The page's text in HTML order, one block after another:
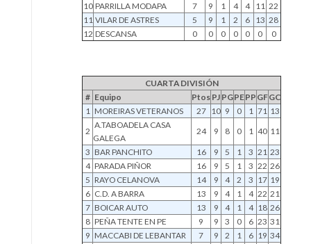
10 PARRILLA MODAPA 7 9 1 4 4 11 22
11 VILAR DE ASTRES 5 9 1 2 6 13 28
12 DESCANSA 0 0 0 0 0 0 0
CUARTA DIVISIÓN
# Equipo Ptos PJ PGPEPP GFGC
1 MOREIRAS VETERANOS 27 10 9 0 1 71 13
2
A.TABOADELA CASA
GALEGA
24 9 8 0 1 40 11
3 BAR PANCHITO 16 9 5 1 3 21 23
4 PARADA PIÑOR 16 9 5 1 3 22 26
5 RAYO CELANOVA 14 9 4 2 3 17 19
6 C.D. A BARRA 13 9 4 1 4 22 21
7 BOICAR AUTO 13 9 4 1 4 18 26
8 PEÑA TENTE EN PE 9 9 3 0 6 23 31
9 MACCABI DE LEBANTAR 7 9 2 1 6 19 34